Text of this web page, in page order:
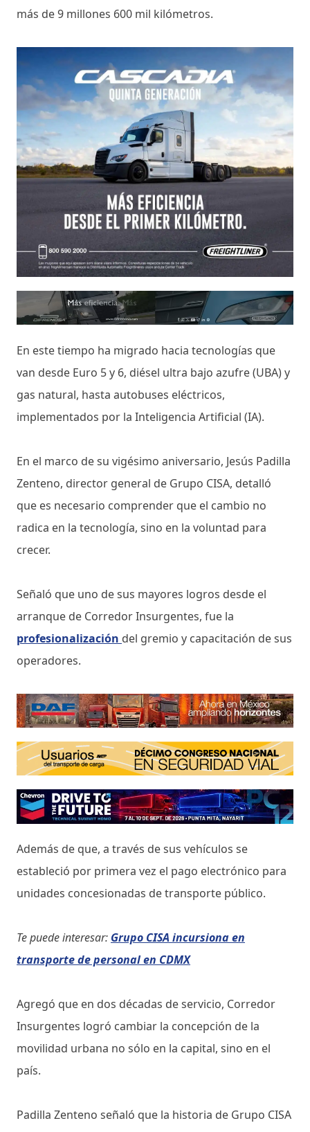
más de 9 millones 600 mil kilómetros.
En este tiempo ha migrado hacia tecnologías que
van desde Euro 5 y 6, diésel ultra bajo azufre (UBA) y
gas natural, hasta autobuses eléctricos,
implementados por la Inteligencia Artificial (IA).
En el marco de su vigésimo aniversario, Jesús Padilla
Zenteno, director general de Grupo CISA, detalló
que es necesario comprender que el cambio no
radica en la tecnología, sino en la voluntad para
crecer.
Señaló que uno de sus mayores logros desde el
arranque de Corredor Insurgentes, fue la
profesionalización del gremio y capacitación de sus
operadores.
Además de que, a través de sus vehículos se
estableció por primera vez el pago electrónico para
unidades concesionadas de transporte público.
Te puede interesar: Grupo CISA incursiona en
transporte de personal en CDMX
Agregó que en dos décadas de servicio, Corredor
Insurgentes logró cambiar la concepción de la
movilidad urbana no sólo en la capital, sino en el
país.
Padilla Zenteno señaló que la historia de Grupo CISA